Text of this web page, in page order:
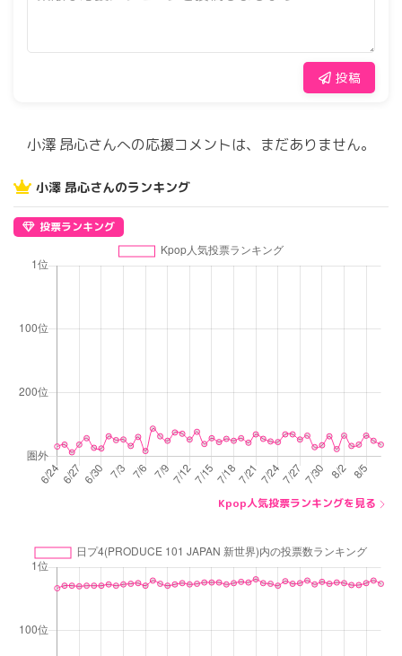
投稿
小澤 昂心さんへの応援コメントは、まだありません。
小澤 昂心さんのランキング
投票ランキング
Kpop人気投票ランキングを見る